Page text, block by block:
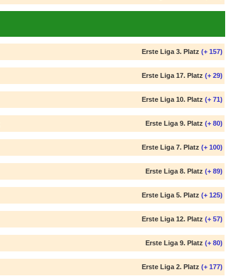
Erste Liga 3. Platz (+ 157)
Erste Liga 17. Platz (+ 29)
Erste Liga 10. Platz (+ 71)
Erste Liga 9. Platz (+ 80)
Erste Liga 7. Platz (+ 100)
Erste Liga 8. Platz (+ 89)
Erste Liga 5. Platz (+ 125)
Erste Liga 12. Platz (+ 57)
Erste Liga 9. Platz (+ 80)
Erste Liga 2. Platz (+ 177)